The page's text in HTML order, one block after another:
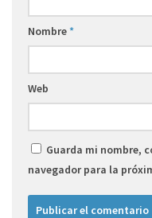
Nombre*
Web
Guarda mi nombre,
navegador para la